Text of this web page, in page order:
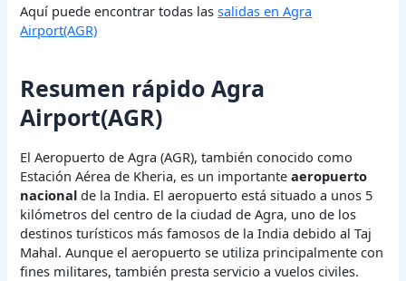
Aquí puede encontrar todas lassalidas en Agra
Airport(AGR)
Resumen rápido Agra
Airport(AGR)
El Aeropuerto de Agra (AGR), también conocido como
Estación Aérea de Kheria, es un importanteaeropuerto
nacional de la India. El aeropuerto está situado a unos 5
kilómetros del centro de la ciudad de Agra, uno de los
destinos turísticos más famosos de la India debido al Taj
Mahal. Aunque el aeropuerto se utiliza principalmente con
fines militares, también presta servicio a vuelos civiles.